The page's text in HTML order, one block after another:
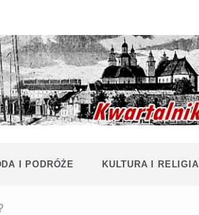
Echa
na
Polesiu.
Przyroda,
kultura
z Polesia.
I PODRÓŻE KULTURA I RELIGIA